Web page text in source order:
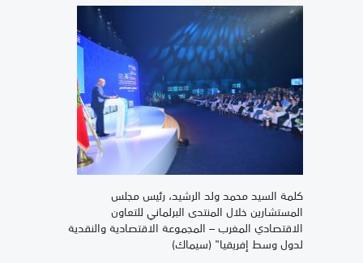
كلمة السيد محمد ولد الرشيد، رئيس مجلس
المستشارين خلال المنتدى البرلماني للتعاون
الاقتصادي المغرب – المجموعة الاقتصادية والنقدية
لدول وسط إفريقيا" (سيماك)